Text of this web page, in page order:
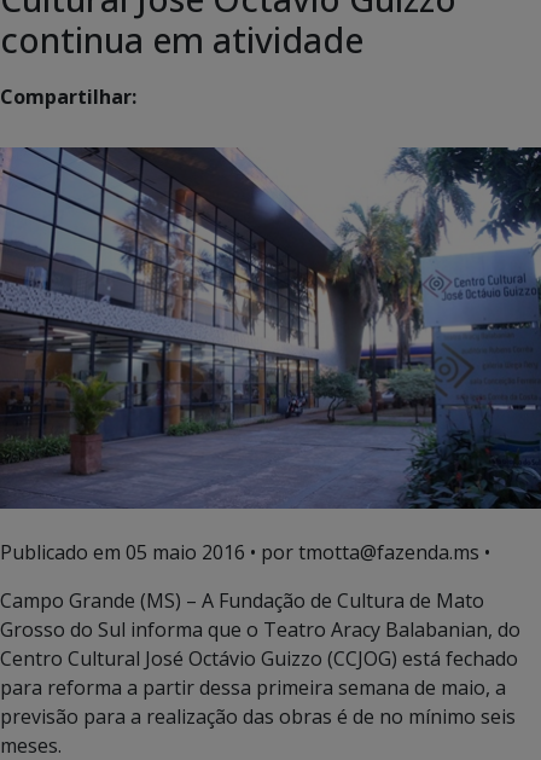
continua em atividade
Compartilhar:
Publicado em 05 maio 2016 • por tmotta@fazenda.ms •
Campo Grande (MS) – A Fundação de Cultura de Mato
Grosso do Sul informa que o Teatro Aracy Balabanian, do
Centro Cultural José Octávio Guizzo (CCJOG) está fechado
para reforma a partir dessa primeira semana de maio, a
previsão para a realização das obras é de no mínimo seis
meses.